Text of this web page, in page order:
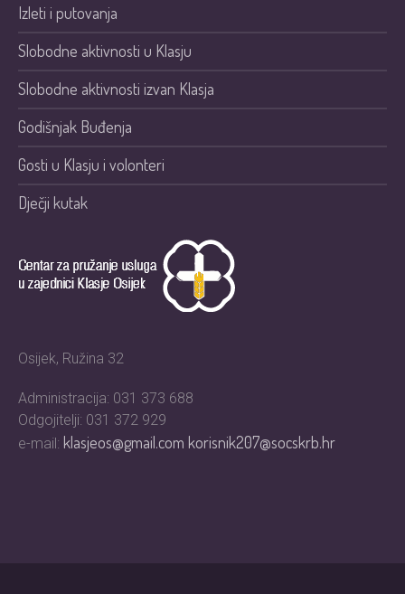
Izleti i putovanja
Slobodne aktivnosti u Klasju
Slobodne aktivnosti izvan Klasja
Godišnjak Buđenja
Gosti u Klasju i volonteri
Dječji kutak
Osijek, Ružina 32
Administracija: 031 373 688
Odgojitelji: 031 372 929
e-mail: klasjeos@gmail.comkorisnik207@socskrb.hr